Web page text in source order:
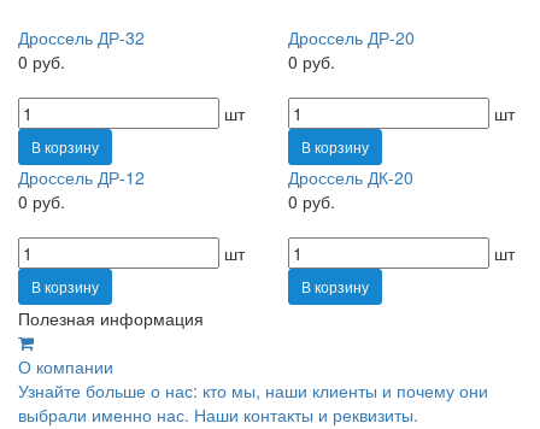
Дроссель ДР-32
0 руб.
шт
В корзину
Дроссель ДР-20
0 руб.
шт
В корзину
Дроссель ДР-12
0 руб.
шт
В корзину
Дроссель ДК-20
0 руб.
шт
В корзину
Полезная информация
О компании
Узнайте больше о нас: кто мы, наши клиенты и почему они
выбрали именно нас. Наши контакты и реквизиты.